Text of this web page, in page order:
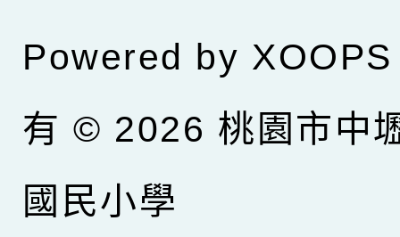
Powered by XOOPS
有 © 2026 桃園市中
國民小學